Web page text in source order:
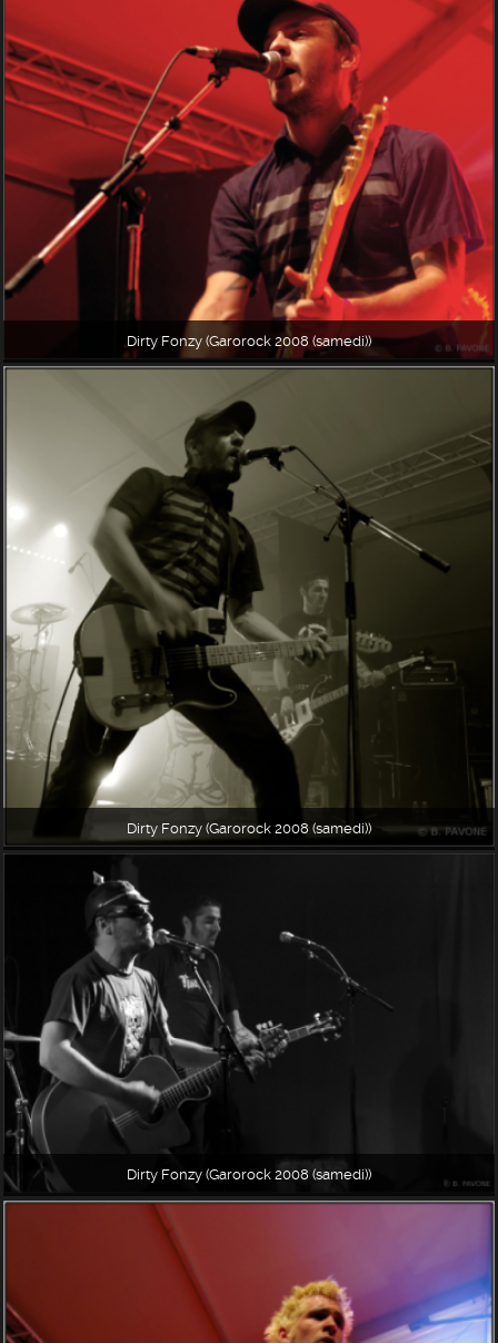
Dirty Fonzy (Garorock 2008 (samedi))
Dirty Fonzy (Garorock 2008 (samedi))
Dirty Fonzy (Garorock 2008 (samedi))